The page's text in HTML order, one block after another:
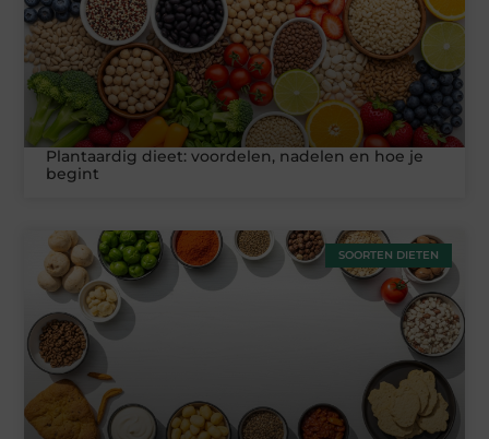
Plantaardig dieet: voordelen, nadelen en hoe je
begint
SOORTEN DIETEN